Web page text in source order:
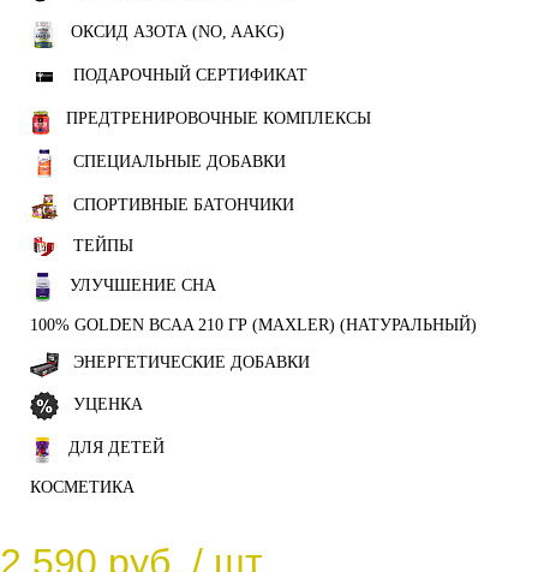
ОКСИД АЗОТА (NO, AAKG)
ПОДАРОЧНЫЙ СЕРТИФИКАТ
ПРЕДТРЕНИРОВОЧНЫЕ КОМПЛЕКСЫ
СПЕЦИАЛЬНЫЕ ДОБАВКИ
СПОРТИВНЫЕ БАТОНЧИКИ
ТЕЙПЫ
УЛУЧШЕНИЕ СНА
100% GOLDEN BCAA 210 ГР (MAXLER) (НАТУРАЛЬНЫЙ)
ЭНЕРГЕТИЧЕСКИЕ ДОБАВКИ
УЦЕНКА
ДЛЯ ДЕТЕЙ
КОСМЕТИКА
2 590 руб. / шт